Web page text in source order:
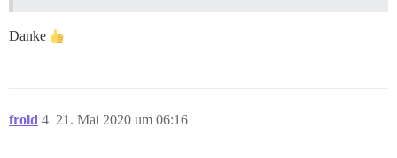
Danke
frold 21. Mai 2020 um 06:16
4